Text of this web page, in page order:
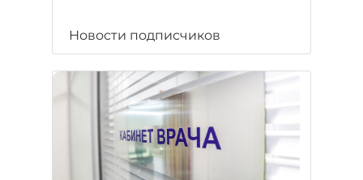
Новости подписчиков